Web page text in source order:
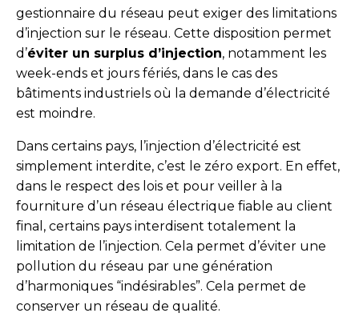
gestionnaire du réseau peut exiger des limitations
d’injection sur le réseau. Cette disposition permet
d’éviter un surplus d’injection, notamment les
week-ends et jours fériés, dans le cas des
bâtiments industriels où la demande d’électricité
est moindre.
Dans certains pays, l’injection d’électricité est
simplement interdite, c’est le zéro export. En effet,
dans le respect des lois et pour veiller à la
fourniture d’un réseau électrique fiable au client
final, certains pays interdisent totalement la
limitation de l’injection. Cela permet d’éviter une
pollution du réseau par une génération
d’harmoniques “indésirables”. Cela permet de
conserver un réseau de qualité.